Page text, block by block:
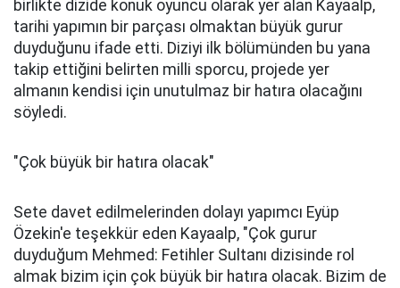
birlikte dizide konuk oyuncu olarak yer alan Kayaalp,
tarihi yapımın bir parçası olmaktan büyük gurur
duyduğunu ifade etti. Diziyi ilk bölümünden bu yana
takip ettiğini belirten milli sporcu, projede yer
almanın kendisi için unutulmaz bir hatıra olacağını
söyledi.
"Çok büyük bir hatıra olacak"
Sete davet edilmelerinden dolayı yapımcı Eyüp
Özekin'e teşekkür eden Kayaalp, "Çok gurur
duyduğum Mehmed: Fetihler Sultanı dizisinde rol
almak bizim için çok büyük bir hatıra olacak. Bizim de